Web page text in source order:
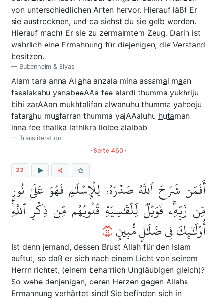
von unterschiedlichen Arten hervor. Hierauf läßt Er
sie austrocknen, und da siehst du sie gelb werden.
Hierauf macht Er sie zu zermalmtem Zeug. Darin ist
wahrlich eine Ermahnung für diejenigen, die Verstand
besitzen.
Bubenheim & Elyas
Alam tara anna Allaha anzala mina assamai maan
fasalakahu yanabeeAAa fee alardi thumma yukhriju
bihi zarAAan mukhtalifan alwanuhu thumma yaheeju
fatarahu musfarran thumma yajAAaluhu hutaman
inna fee thalika lathikra liolee alalbab
Transliteration
• Seite 460 •
22
أَفَمَن شَرَحَ ٱللَّهُ صَدۡرَهُۥ لِلۡإِسۡلَٰمِ فَهُوَ عَلَىٰ نُورٖ
مِّن رَّبِّهِۦۚ فَوَيۡلٞ لِّلۡقَٰسِيَةِ قُلُوبُهُم مِّن ذِكۡرِ ٱللَّهِۚ
أُوْلَٰٓئِكَ فِي ضَلَٰلٖ مُّبِينٍ٢٢
Ist denn jemand, dessen Brust Allah für den Islam
auftut, so daß er sich nach einem Licht von seinem
Herrn richtet, (einem beharrlich Ungläubigen gleich)?
So wehe denjenigen, deren Herzen gegen Allahs
Ermahnung verhärtet sind! Sie befinden sich in